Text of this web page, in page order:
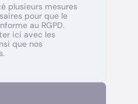
plusieurs mesures
pour que le
au RGPD.
ici avec les
que nos